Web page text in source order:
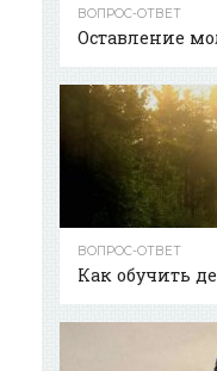
ВОПРОС-ОТВЕТ
Оставление
ВОПРОС-ОТВЕТ
Как обучить